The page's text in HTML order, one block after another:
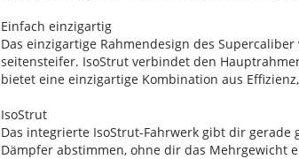
Einfach einzigartig
Das einzigartige Rahmendesign des
seitensteifer. IsoStrut verbindet den
bietet eine einzigartige Kombination aus
IsoStrut
Das integrierte IsoStrut-Fahrwerk gibt dir
Dämpfer abstimmen, ohne dir das Mehrgewicht